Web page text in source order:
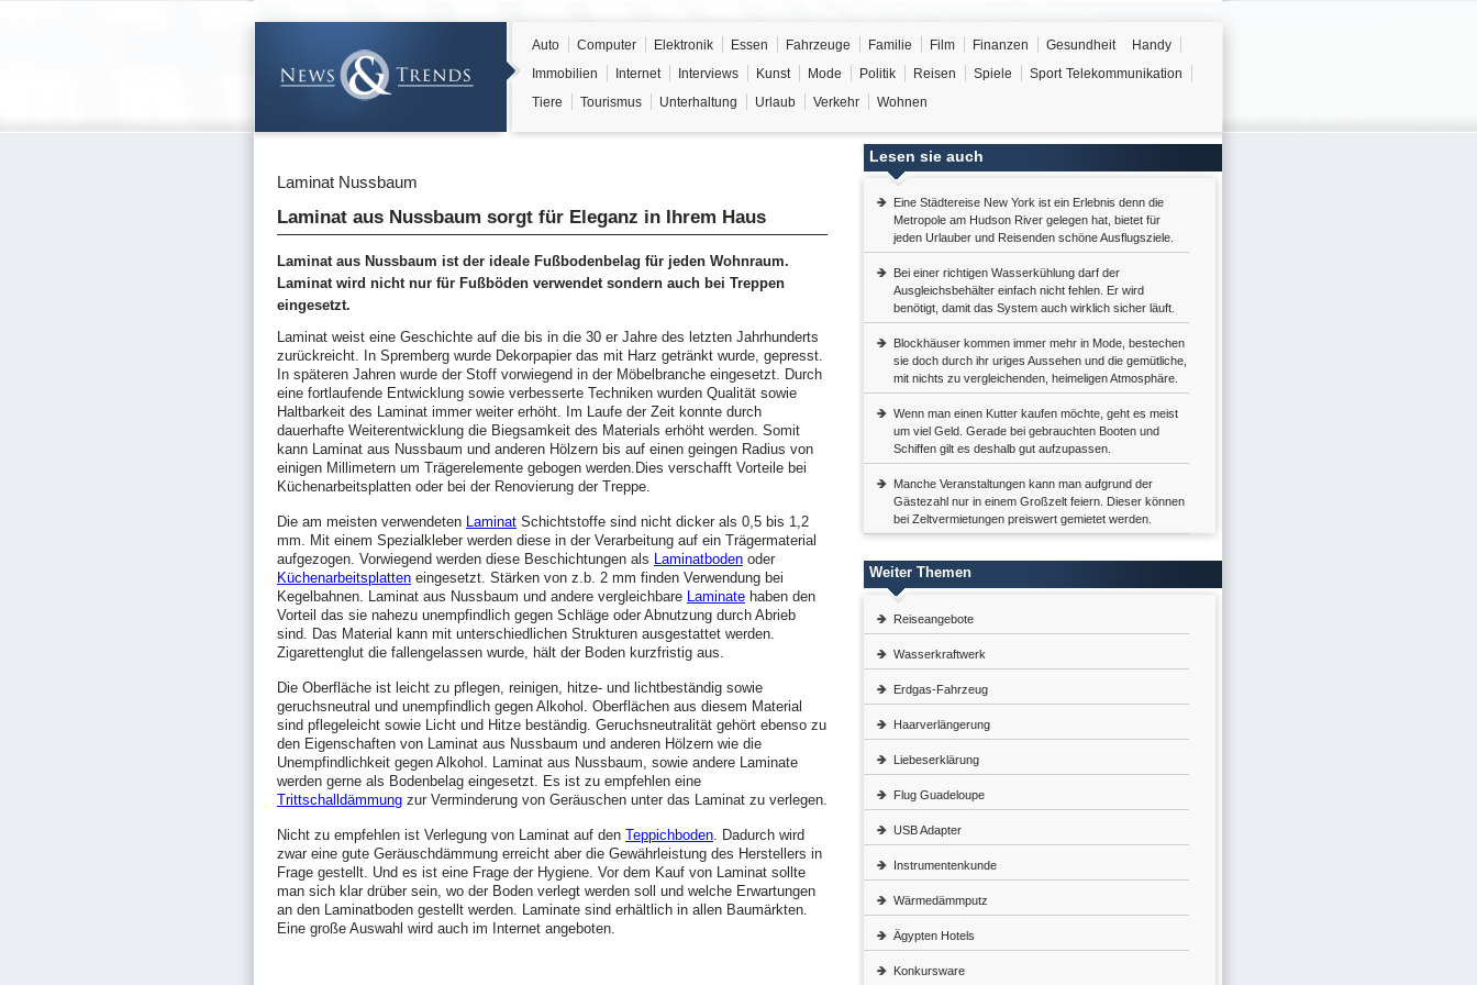
Auto Computer Elektronik Essen Fahrzeuge Familie Film Finanzen Gesundheit
Handy
Immobilien
Internet Interviews Kunst Mode Politik Reisen Spiele Sport Telekommunikation
Tiere
Tourismus Unterhaltung Urlaub Verkehr Wohnen
Laminat Nussbaum
Laminat aus Nussbaum sorgt für Eleganz in Ihrem Haus
Laminat aus Nussbaum ist der ideale Fußbodenbelag für jeden Wohnraum.
Laminat wird nicht nur für Fußböden verwendet sondern auch bei Treppen
eingesetzt.
Laminat weist eine Geschichte auf die bis in die 30 er Jahre des letzten Jahrhunderts
zurückreicht. In Spremberg wurde Dekorpapier das mit Harz getränkt wurde, gepresst.
In späteren Jahren wurde der Stoff vorwiegend in der Möbelbranche eingesetzt. Durch
eine fortlaufende Entwicklung sowie verbesserte Techniken wurden Qualität sowie
Haltbarkeit des Laminat immer weiter erhöht. Im Laufe der Zeit konnte durch
dauerhafte Weiterentwicklung die Biegsamkeit des Materials erhöht werden. Somit
kann Laminat aus Nussbaum und anderen Hölzern bis auf einen geingen Radius von
einigen Millimetern um Trägerelemente gebogen werden.Dies verschafft Vorteile bei
Küchenarbeitsplatten oder bei der Renovierung der Treppe.
Die am meisten verwendeten Laminat Schichtstoffe sind nicht dicker als 0,5 bis 1,2
mm. Mit einem Spezialkleber werden diese in der Verarbeitung auf ein Trägermaterial
aufgezogen. Vorwiegend werden diese Beschichtungen als Laminatboden oder
Küchenarbeitsplatten eingesetzt. Stärken von z.b. 2 mm finden Verwendung bei
Kegelbahnen. Laminat aus Nussbaum und andere vergleichbare Laminate haben den
Vorteil das sie nahezu unempfindlich gegen Schläge oder Abnutzung durch Abrieb
sind. Das Material kann mit unterschiedlichen Strukturen ausgestattet werden.
Zigarettenglut die fallengelassen wurde, hält der Boden kurzfristig aus.
Die Oberfläche ist leicht zu pflegen, reinigen, hitze- und lichtbeständig sowie
geruchsneutral und unempfindlich gegen Alkohol. Oberflächen aus diesem Material
sind pflegeleicht sowie Licht und Hitze beständig. Geruchsneutralität gehört ebenso zu
den Eigenschaften von Laminat aus Nussbaum und anderen Hölzern wie die
Unempfindlichkeit gegen Alkohol. Laminat aus Nussbaum, sowie andere Laminate
werden gerne als Bodenbelag eingesetzt. Es ist zu empfehlen eine
Trittschalldämmung zur Verminderung von Geräuschen unter das Laminat zu verlegen.
Nicht zu empfehlen ist Verlegung von Laminat auf den Teppichboden. Dadurch wird
zwar eine gute Geräuschdämmung erreicht aber die Gewährleistung des Herstellers in
Frage gestellt. Und es ist eine Frage der Hygiene. Vor dem Kauf von Laminat sollte
man sich klar drüber sein, wo der Boden verlegt werden soll und welche Erwartungen
an den Laminatboden gestellt werden. Laminate sind erhältlich in allen Baumärkten.
Eine große Auswahl wird auch im Internet angeboten.
Lesen sie auch
Eine Städtereise New York ist ein Erlebnis denn die
Metropole am Hudson River gelegen hat, bietet für
jeden Urlauber und Reisenden schöne Ausflugsziele.
Bei einer richtigen Wasserkühlung darf der
Ausgleichsbehälter einfach nicht fehlen. Er wird
benötigt, damit das System auch wirklich sicher läuft.
Blockhäuser kommen immer mehr in Mode, bestechen
sie doch durch ihr uriges Aussehen und die gemütliche,
mit nichts zu vergleichenden, heimeligen Atmosphäre.
Wenn man einen Kutter kaufen möchte, geht es meist
um viel Geld. Gerade bei gebrauchten Booten und
Schiffen gilt es deshalb gut aufzupassen.
Manche Veranstaltungen kann man aufgrund der
Gästezahl nur in einem Großzelt feiern. Dieser können
bei Zeltvermietungen preiswert gemietet werden.
Weiter Themen
Reiseangebote
Wasserkraftwerk
Erdgas-Fahrzeug
Haarverlängerung
Liebeserklärung
Flug Guadeloupe
USB Adapter
Instrumentenkunde
Wärmedämmputz
Ägypten Hotels
Konkursware